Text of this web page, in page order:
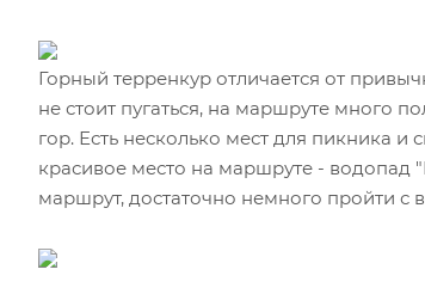
Горный терренкур отличается от
не стоит пугаться, на маршруте много
гор. Есть несколько мест для пикника
красивое место на маршруте - водопад
маршрут, достаточно немного пройти с